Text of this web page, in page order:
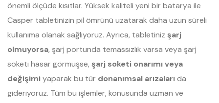
önemli ölçüde kısıtlar. Yüksek kaliteli yeni bir batarya ile
Casper tabletinizin pil ömrünü uzatarak daha uzun süreli
kullanıma olanak sağlıyoruz. Ayrıca, tabletiniz şarj
olmuyorsa, şarj portunda temassızlık varsa veya şarj
soketi hasar görmüşse, şarj soketi onarımı veya
değişimiyaparak bu tür donanımsal arızalarıda
gideriyoruz. Tüm bu işlemler, konusunda uzman ve